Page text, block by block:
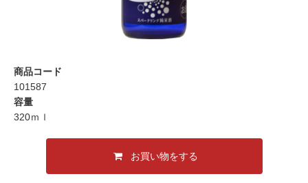
商品コード
101587
容量
320ｍｌ
お買い物をする